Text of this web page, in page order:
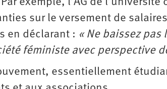
exemple, l’AG de
sur le versement de
en déclarant : « Ne baissez
féministe avec perspective
essentiellement